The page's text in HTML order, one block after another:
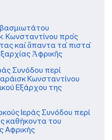
Κωνσταντίνου πρὸς
καὶ ἅπαντα τὰ πιστὰ
Ἀφρικῆς
Συνόδου περί
Κωνσταντίνου
Εξάρχου της
Ιεράς Συνόδου περί
καθήκοντα του
Αφρικής